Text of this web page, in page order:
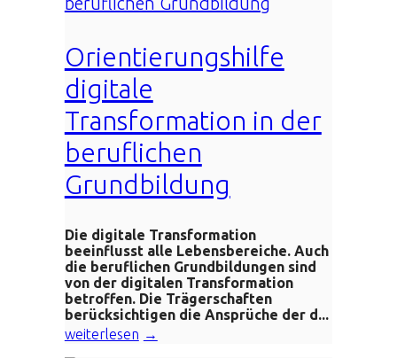
Orientierungshilfe
digitale
Transformation in der
beruflichen
Grundbildung
Die digitale Transformation
beeinflusst alle Lebensbereiche. Auch
die beruflichen Grundbildungen sind
von der digitalen Transformation
betroffen. Die Trägerschaften
berücksichtigen die Ansprüche der d...
weiterlesen